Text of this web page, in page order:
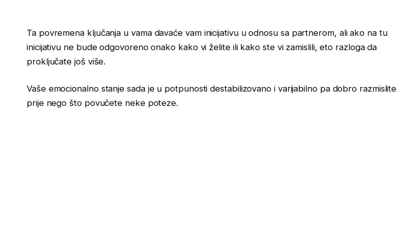
Ta povremena ključanja u vama davaće vam inicijativu u odnosu sa partnerom, ali ako na tu
inicijativu ne bude odgovoreno onako kako vi želite ili kako ste vi zamislili, eto razloga da
proključate još više.
Vaše emocionalno stanje sada je u potpunosti destabilizovano i varijabilno pa dobro razmislite
prije nego što povučete neke poteze.